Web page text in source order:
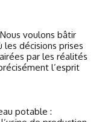
voulons bâtir
les décisions prises
par les réalités
l’esprit
potable :